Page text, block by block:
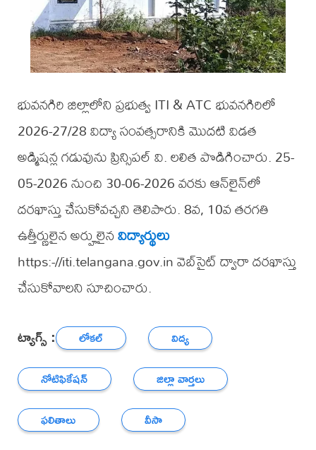
భువనగిరి జిల్లాలోని ప్రభుత్వ ITI & ATC భువనగిరిలో
2026-27/28 విద్యా సంవత్సరానికి మొదటి విడత
అడ్మిషన్ల గడువును ప్రిన్సిపల్ వి. లలిత పొడిగించారు. 25-
05-2026 నుంచి 30-06-2026 వరకు ఆన్‌లైన్‌లో
దరఖాస్తు చేసుకోవచ్చని తెలిపారు. 8వ, 10వ తరగతి
ఉత్తీర్ణులైన అర్హులైనవిద్యార్థులు
https:-//iti.telangana.gov.in వెబ్‌సైట్ ద్వారా దరఖాస్తు
చేసుకోవాలని సూచించారు.
ట్యాగ్స్ : లోకల్
విద్య
నోటిఫికేషన్
జిల్లా వార్తలు
ఫలితాలు
వీసా